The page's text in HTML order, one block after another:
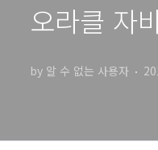
오라클 자
by 알 수 없는 사용자